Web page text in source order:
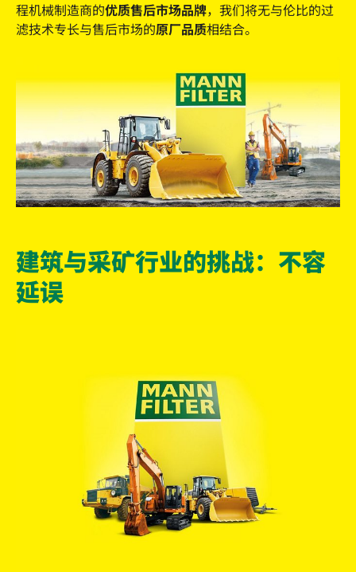
程机械制造商的优质售后市场品牌，我们将无与伦比的过
滤技术专长与售后市场的原厂品质相结合。
建筑与采矿行业的挑战：不容
延误